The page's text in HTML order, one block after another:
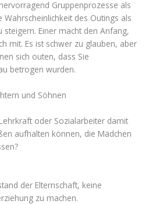
Gruppenprozesse als
des Outings als
steigern. Einer macht den Anfang,
mit. Es ist schwer zu glauben, aber
sich outen, dass Sie
betrogen wurden.
und Söhnen
oder Sozialarbeiter damit
aufhalten können, die Mädchen
der Elternschaft, keine
zu machen.